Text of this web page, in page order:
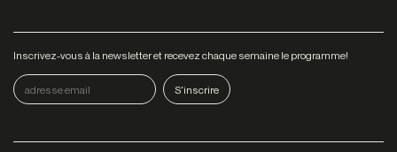
Inscrivez-vous à la newsletter et recevez chaque semaine le programme!